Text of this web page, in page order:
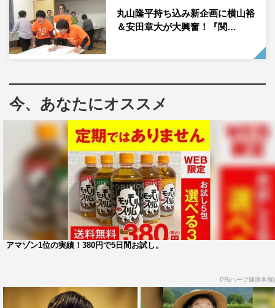
撮影：宮川舞子
ポスト印象派の画家としてフランスで活動し、20世紀の美
術に大きな影響をもたらしたフィンセント・ファン・ゴッ
ッホを献身的に支える弟のテオに大鶴佐助。
ゴッホとゴーギャンの謎に迫るオークショニスト・冴に、
北乃きい。共に謎を解き明かす社長・ギローに、相島一
之。同僚・JPに細田善彦、医師・レイほかに金子岳憲、
謎の少女クロエとゴーギャンの妻ヴァエホの二役に東野絢
香が出演する。
今回の発表に際して、安田は「作品を通して、これまでの
過去にない、みなの創造を越えた人間らしい19世紀の人達
の間にか観てる自分も引き込まれている』というのが印象
的です」と本作について述べた。
丸山隆平持ち込み新企画に横山裕
＆安田章大が大興奮！『関…
今、あなたにオススメ
アマゾン1位の実績！380円で5日間お試し。
PR(ハーブ健康本舗)